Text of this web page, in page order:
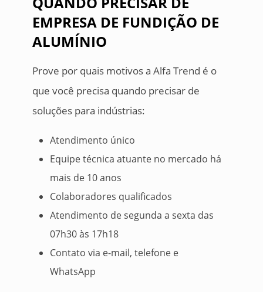
EMPRESA DE FUNDIÇÃO DE
ALUMÍNIO
Prove por quais motivos a Alfa Trend é o
que você precisa quando precisar de
soluções para indústrias:
Atendimento único
Equipe técnica atuante no mercado há
mais de 10 anos
Colaboradores qualificados
Atendimento de segunda a sexta das
07h30 às 17h18
Contato via e-mail, telefone e
WhatsApp